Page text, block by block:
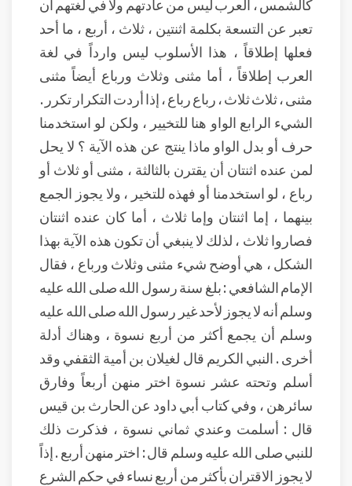
تعبر عن التسعة بكلمة اثنتين ، ثلاث ، أربع ، ما أحد
فعلها إطلاقاً ، هذا الأسلوب ليس وارداً في لغة
العرب إطلاقاً ، أما مثنى وثلاث ورباع أيضاً مثنى
مثنى ، ثلاث ثلاث ، رباع رباع ، إذا أردت التكرار تكرر .
الشيء الرابع الواو هنا للتخيير ، ولكن لو استخدمنا
حرف أو بدل الواو ماذا ينتج عن هذه الآية ؟ لا يحل
لمن عنده اثنتان أن يقترن بالثالثة ، مثنى أو ثلاث أو
رباع ، لو استخدمنا أو فهذه للتخير ، ولا يجوز الجمع
بينهما ، إما اثنتان وإما ثلاث ، أما كان عنده اثنتان
فصاروا ثلاث ، لذلك لا ينبغي أن تكون هذه الآية بهذا
الشكل ، هي أوضح شيء مثنى وثلاث ورباع ، فقال
الإمام الشافعي : بلغ سنة رسول الله صلى الله عليه
وسلم أنه لا يجوز لأحد غير رسول الله صلى الله عليه
وسلم أن يجمع أكثر من أربع نسوة ، وهناك أدلة
أخرى . النبي الكريم قال لغيلان بن أمية الثقفي وقد
أسلم وتحته عشر نسوة اختر منهن أربعاً وفارق
سائرهن ، وفي كتاب أبي داود عن الحارث بن قيس
قال : أسلمت وعندي ثماني نسوة ، فذكرت ذلك
للنبي صلى الله عليه وسلم قال : اختر منهن أربع . إذاً
لا يجوز الاقتران بأكثر من أربع نساء في حكم الشرع